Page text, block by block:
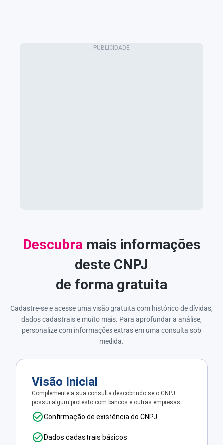
Descubra mais informações
deste CNPJ
de forma gratuita
Cadastre-se e acesse uma visão gratuita com histórico de dívidas,
dados cadastrais e muito mais. Para aprofundar a análise,
personalize com informações extras em uma consulta sob
medida.
Visão Inicial
Complemente a sua consulta descobrindo se o CNPJ
possui algum protesto com bancos e outras empresas.
Confirmação de existência do CNPJ
Dados cadastrais básicos